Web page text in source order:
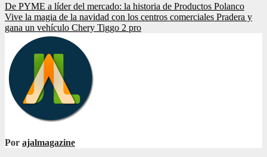
Navegación
de
entradas
De PYME a líder del mercado: la historia de Productos Polanco
Vive la magia de la navidad con los centros comerciales Pradera y
gana un vehículo Chery Tiggo 2 pro
Por ajalmagazine